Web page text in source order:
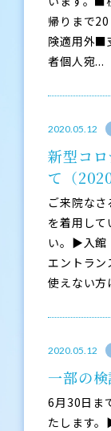
帰りまで
険適用外■
者個人宛...
2020.05.12
新型コ
て（
ご来院な
を着用し
い。▶入館
エントラン
使えない方
2020.05.12
一部の
6月30日ま
たします